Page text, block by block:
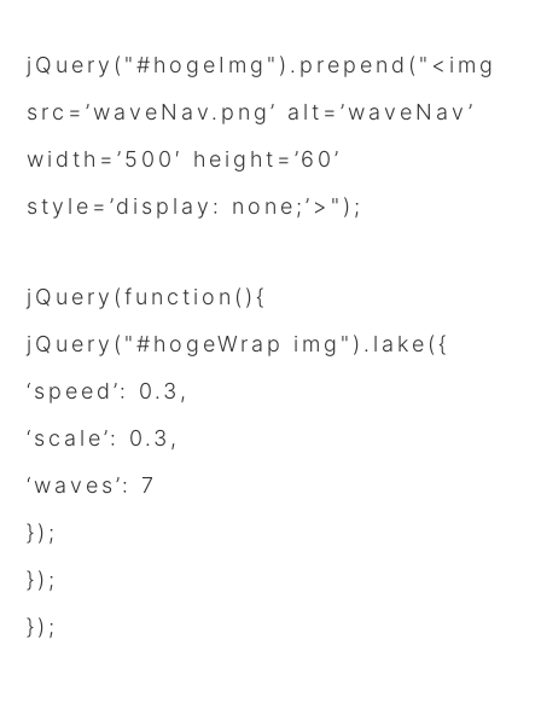
jQuery("#hogeImg").prepend("<img
src=’waveNav.png’ alt=’waveNav’
width=’500′ height=’60’
style=’display: none;’>");
jQuery(function(){
jQuery("#hogeWrap img").lake({
‘speed’: 0.3,
‘scale’: 0.3,
‘waves’: 7
});
});
});